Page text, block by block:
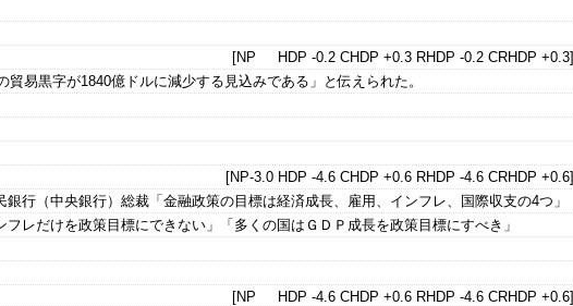
[NP HDP -0.2 CHDP +0.3 RHDP -0.2 CRHDP +0.3]
貿易黒字が1840億ドルに減少する見込みである」と伝えられた。
[NP-3.0 HDP -4.6 CHDP +0.6 RHDP -4.6 CRHDP +0.6]
銀行（中央銀行）総裁「金融政策の目標は経済成長、雇用、インフレ、国際収支の4つ」
フレだけを政策目標にできない」「多くの国はＧＤＰ成長を政策目標にすべき」
[NP HDP -4.6 CHDP +0.6 RHDP -4.6 CRHDP +0.6]